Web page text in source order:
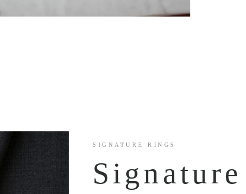
SIGNATURE RINGS